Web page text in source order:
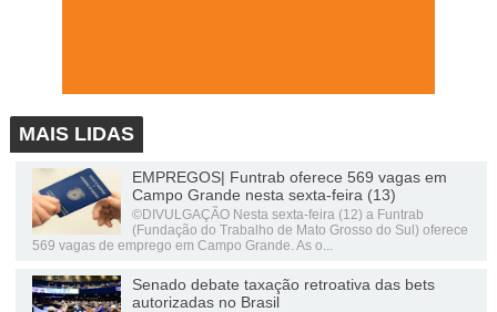
MAIS LIDAS
EMPREGOS| Funtrab oferece 569 vagas em
Campo Grande nesta sexta-feira (13)
©DIVULGAÇÃO Nesta sexta-feira (12) a Funtrab
(Fundação do Trabalho de Mato Grosso do Sul) oferece
569 vagas de emprego em Campo Grande. As o...
Senado debate taxação retroativa das bets
autorizadas no Brasil